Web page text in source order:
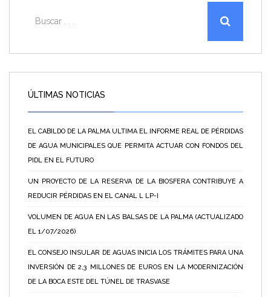
ÚLTIMAS NOTICIAS
EL CABILDO DE LA PALMA ULTIMA EL INFORME REAL DE PÉRDIDAS
DE AGUA MUNICIPALES QUE PERMITA ACTUAR CON FONDOS DEL
PIDL EN EL FUTURO
UN PROYECTO DE LA RESERVA DE LA BIOSFERA CONTRIBUYE A
REDUCIR PÉRDIDAS EN EL CANAL L LP-I
VOLUMEN DE AGUA EN LAS BALSAS DE LA PALMA (ACTUALIZADO
EL 1/07/2026)
EL CONSEJO INSULAR DE AGUAS INICIA LOS TRÁMITES PARA UNA
INVERSIÓN DE 2,3 MILLONES DE EUROS EN LA MODERNIZACIÓN
DE LA BOCA ESTE DEL TÚNEL DE TRASVASE